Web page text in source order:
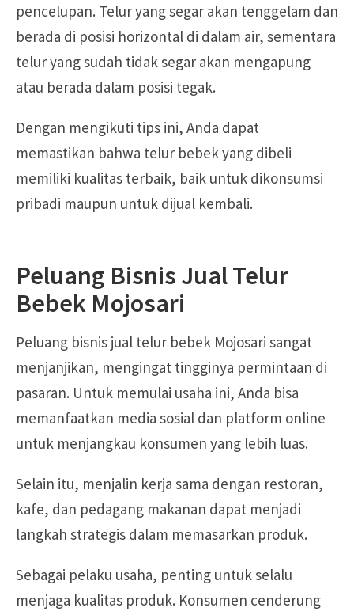
pencelupan. Telur yang segar akan tenggelam dan
berada di posisi horizontal di dalam air, sementara
telur yang sudah tidak segar akan mengapung
atau berada dalam posisi tegak.
Dengan mengikuti tips ini, Anda dapat
memastikan bahwa telur bebek yang dibeli
memiliki kualitas terbaik, baik untuk dikonsumsi
pribadi maupun untuk dijual kembali.
Peluang Bisnis Jual Telur
Bebek Mojosari
Peluang bisnis jual telur bebek Mojosari sangat
menjanjikan, mengingat tingginya permintaan di
pasaran. Untuk memulai usaha ini, Anda bisa
memanfaatkan media sosial dan platform online
untuk menjangkau konsumen yang lebih luas.
Selain itu, menjalin kerja sama dengan restoran,
kafe, dan pedagang makanan dapat menjadi
langkah strategis dalam memasarkan produk.
Sebagai pelaku usaha, penting untuk selalu
menjaga kualitas produk. Konsumen cenderung